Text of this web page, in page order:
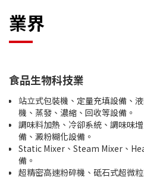
業界
食品生物科技業
站立式包裝機、定量充填設備、
機、蒸發、濃縮、回收等設備。
調味料加熱、冷卻系統、調味味
備、澱粉糊化設備。
Static Mixer、Steam Mixer、
備。
超精密高速粉碎機、砥石式超微